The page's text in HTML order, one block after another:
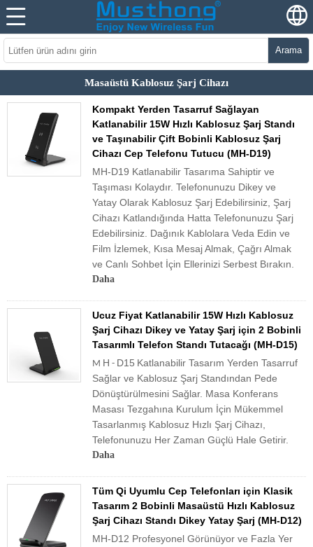
Arama
Masaüstü Kablosuz Şarj Cihazı
Kompakt Yerden Tasarruf Sağlayan
Katlanabilir 15W Hızlı Kablosuz Şarj Standı
ve Taşınabilir Çift Bobinli Kablosuz Şarj
Cihazı Cep Telefonu Tutucu (MH-D19)
MH-D19 Katlanabilir Tasarıma Sahiptir ve
Taşıması Kolaydır. Telefonunuzu Dikey ve
Yatay Olarak Kablosuz Şarj Edebilirsiniz, Şarj
Cihazı Katlandığında Hatta Telefonunuzu Şarj
Edebilirsiniz. Dağınık Kablolara Veda Edin ve
Film İzlemek, Kısa Mesaj Almak, Çağrı Almak
ve Canlı Sohbet İçin Ellerinizi Serbest Bırakın.
Daha
Ucuz Fiyat Katlanabilir 15W Hızlı Kablosuz
Şarj Cihazı Dikey ve Yatay Şarj için 2 Bobinli
Tasarımlı Telefon Standı Tutacağı (MH-D15)
M H - D15 Katlanabilir Tasarım Yerden Tasarruf
Sağlar ve Kablosuz Şarj Standından Pede
Dönüştürülmesini Sağlar. Masa Konferans
Masası Tezgahına Kurulum İçin Mükemmel
Tasarlanmış Kablosuz Hızlı Şarj Cihazı,
Telefonunuzu Her Zaman Güçlü Hale Getirir.
Daha
Tüm Qi Uyumlu Cep Telefonları için Klasik
Tasarım 2 Bobinli Masaüstü Hızlı Kablosuz
Şarj Cihazı Standı Dikey Yatay Şarj (MH-D12)
MH-D12 Profesyonel Görünüyor ve Fazla Yer